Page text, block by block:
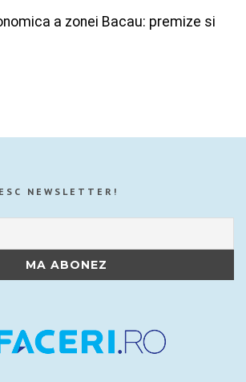
a zonei Bacau: premize si
NEWSLETTER!